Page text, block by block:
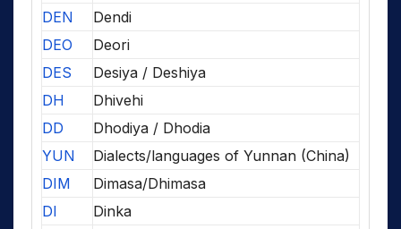
DEN
Dendi
DEO
Deori
DES
Desiya / Deshiya
DH
Dhivehi
DD
Dhodiya / Dhodia
YUN
Dialects/languages of Yunnan (China)
DIM
Dimasa/Dhimasa
DI
Dinka